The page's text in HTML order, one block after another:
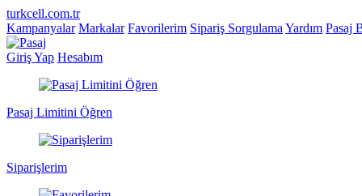
turkcell.com.tr
Kampanyalar Markalar Favorilerim Sipariş Sorgulama Yardım Pasaj
Giriş Yap Hesabım
Pasaj Limitini Öğren
Siparişlerim